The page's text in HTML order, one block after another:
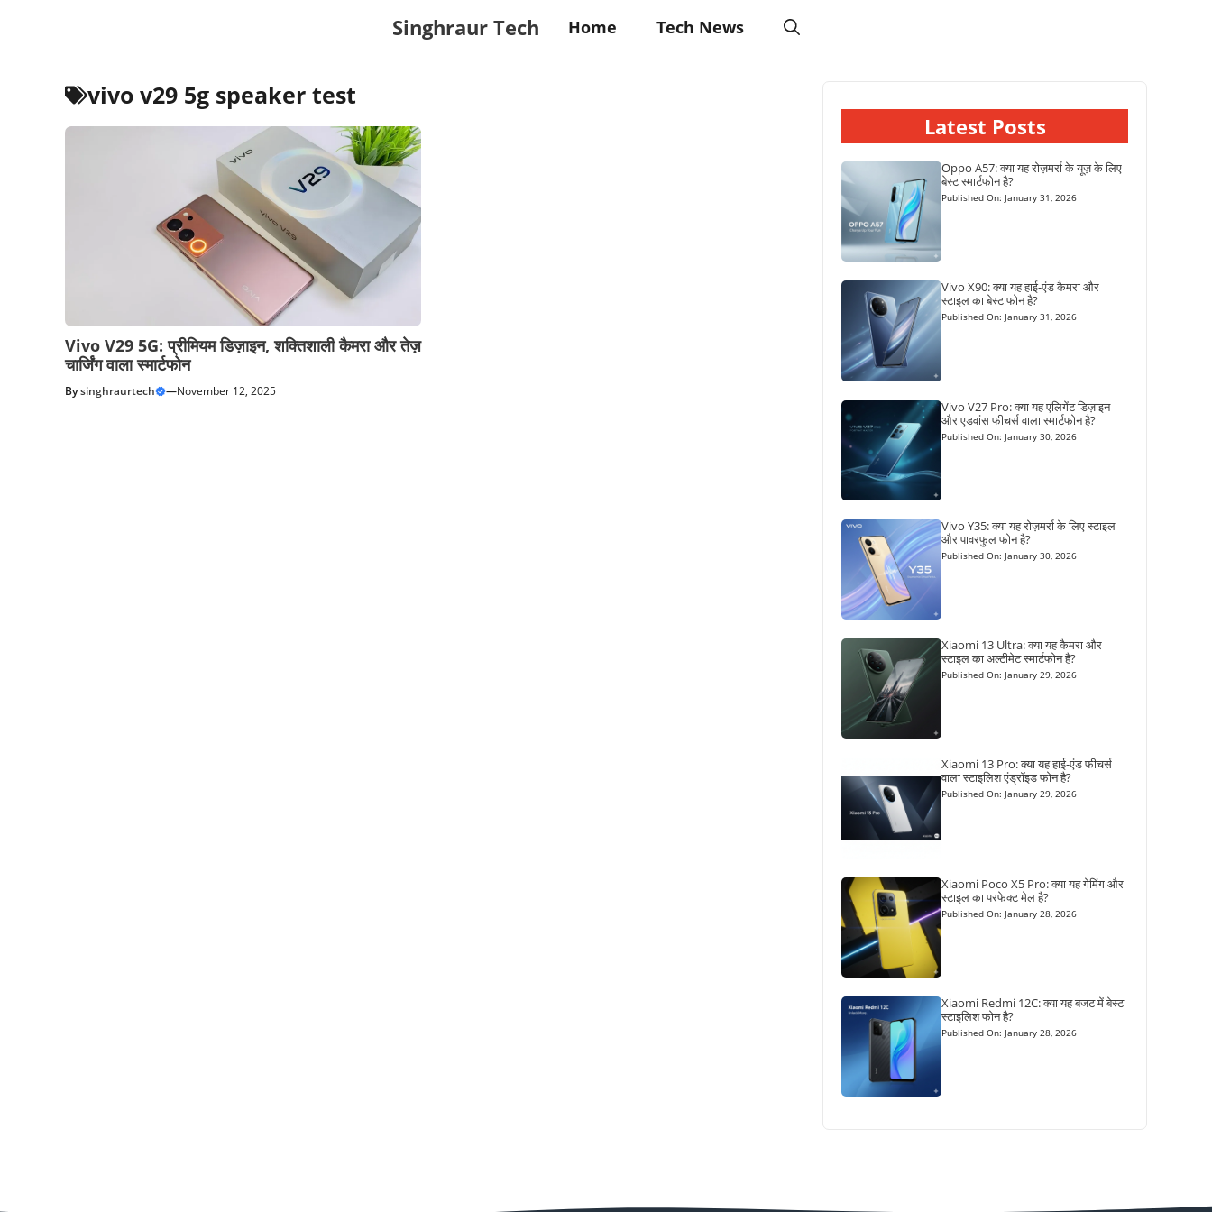
Singhraur Tech Home Tech News
vivo v29 5g speaker test
Vivo V29 5G: प्रीमियम डिज़ाइन, शक्तिशाली कैमरा और तेज़
चार्जिंग वाला स्मार्टफोन
Bysinghraurtech —November 12, 2025
Latest Posts
Oppo A57: क्या यह रोज़मर्रा के यूज़ के लिए
बेस्ट स्मार्टफोन है?
Published On: January 31, 2026
Vivo X90: क्या यह हाई-एंड कैमरा और
स्टाइल का बेस्ट फोन है?
Published On: January 31, 2026
Vivo V27 Pro: क्या यह एलिगेंट डिज़ाइन
और एडवांस फीचर्स वाला स्मार्टफोन है?
Published On: January 30, 2026
Vivo Y35: क्या यह रोज़मर्रा के लिए स्टाइल
और पावरफुल फोन है?
Published On: January 30, 2026
Xiaomi 13 Ultra: क्या यह कैमरा और
स्टाइल का अल्टीमेट स्मार्टफोन है?
Published On: January 29, 2026
Xiaomi 13 Pro: क्या यह हाई-एंड फीचर्स
वाला स्टाइलिश एंड्रॉइड फोन है?
Published On: January 29, 2026
Xiaomi Poco X5 Pro: क्या यह गेमिंग और
स्टाइल का परफेक्ट मेल है?
Published On: January 28, 2026
Xiaomi Redmi 12C: क्या यह बजट में बेस्ट
स्टाइलिश फोन है?
Published On: January 28, 2026